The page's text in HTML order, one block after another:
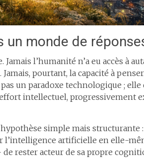
un monde de
l’humanité n’a eu accès à
pourtant, la capacité à
un paradoxe technologique ;
intellectuel, progressivement
simple mais structurante
l’intelligence artificielle en elle-
rester acteur de sa propre